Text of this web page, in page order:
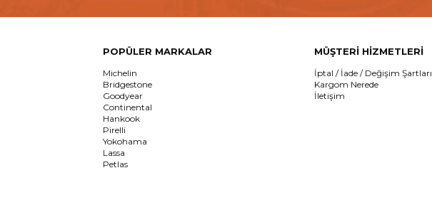
POPÜLER MARKALAR
Michelin
Bridgestone
Goodyear
Continental
Hankook
Pirelli
Yokohama
Lassa
Petlas
MÜŞTERİ HİZMETLERİ
İptal / İade / Değişim Şartları
Kargom Nerede
İletişim